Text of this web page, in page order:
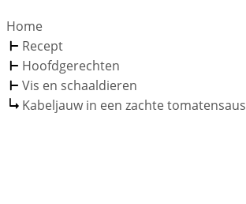
Home
Recept
Hoofdgerechten
Vis en schaaldieren
Kabeljauw in een zachte tomatensaus